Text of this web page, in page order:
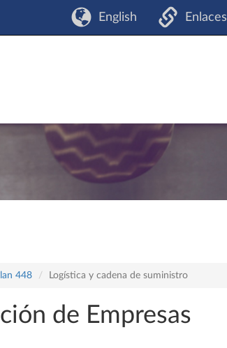
English Enlaces
448 Logística y cadena de suministro
de Empresas